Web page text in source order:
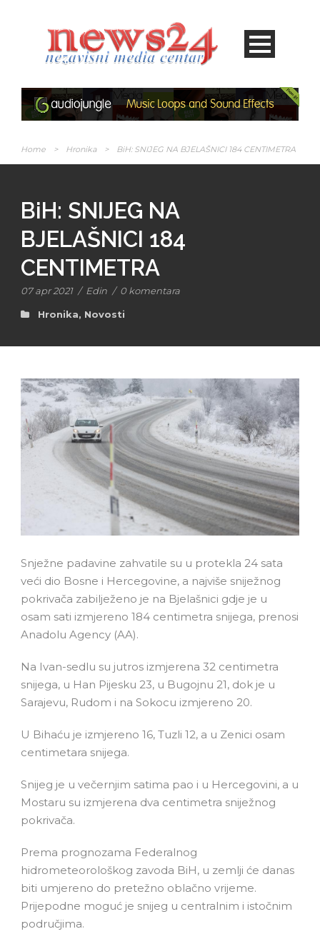
Home > Hronika > BiH: SNIJEG NA BJELAŠNICI 184 CENTIMETRA
BiH: SNIJEG NA
BJELAŠNICI 184
CENTIMETRA
07 apr 2021 / Edin / 0 komentara
Hronika, Novosti
Snježne padavine zahvatile su u protekla 24 sata
veći dio Bosne i Hercegovine, a najviše sniježnog
pokrivača zabilježeno je na Bjelašnici gdje je u
osam sati izmjereno 184 centimetra snijega, prenosi
Anadolu Agency (AA).
Na Ivan-sedlu su jutros izmjerena 32 centimetra
snijega, u Han Pijesku 23, u Bugojnu 21, dok je u
Sarajevu, Rudom i na Sokocu izmjereno 20.
U Bihaću je izmjereno 16, Tuzli 12, a u Zenici osam
centimetara snijega.
Snijeg je u večernjim satima pao i u Hercegovini, a u
Mostaru su izmjerena dva centimetra sniježnog
pokrivača.
Prema prognozama Federalnog
hidrometeorološkog zavoda BiH, u zemlji će danas
biti umjereno do pretežno oblačno vrijeme.
Prijepodne moguć je snijeg u centralnim i istočnim
područjima.